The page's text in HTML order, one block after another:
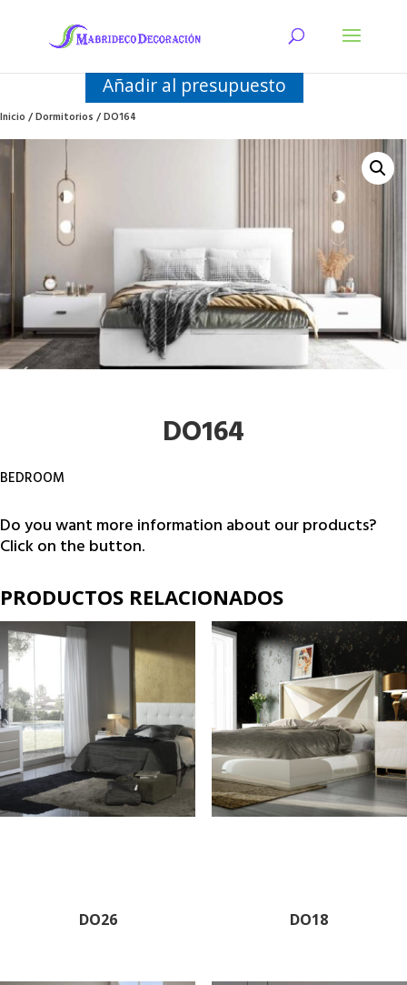
Añadir al presupuesto
Inicio/Dormitorios/ DO164
DO164
BEDROOM
Do you want more information about our products?
Click on the button.
PRODUCTOS RELACIONADOS
DO26 DO18